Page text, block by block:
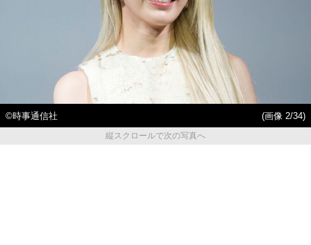
©時事通信社
(画像 2/34)
縦スクロールで次の写真へ